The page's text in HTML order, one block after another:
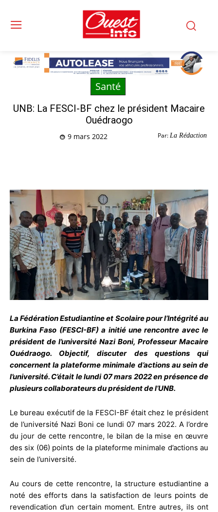
Santé
UNB: La FESCI-BF chez le président Macaire
Ouédraogo
Par: La Rédaction
9 mars 2022
La Fédération Estudiantine et Scolaire pour l’Intégrité au
Burkina Faso (FESCI-BF) a initié une rencontre avec le
président de l’université Nazi Boni, Professeur Macaire
Ouédraogo. Objectif, discuter des questions qui
concernent la plateforme minimale d’actions au sein de
l’université. C’était le lundi 07 mars 2022 en présence de
plusieurs collaborateurs du président de l’UNB.
Le bureau exécutif de la FESCI-BF était chez le président
de l’université Nazi Boni ce lundi 07 mars 2022. A l’ordre
du jour de cette rencontre, le bilan de la mise en œuvre
des six (06) points de la plateforme minimale d’actions au
sein de l’université.
Au cours de cette rencontre, la structure estudiantine a
noté des efforts dans la satisfaction de leurs points de
revendication d’un certain moment. Entre autres, ils ont